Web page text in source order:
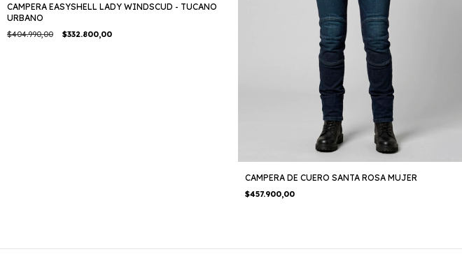
CAMPERA EASYSHELL LADY WINDSCUD - TUCANO
URBANO
$404.990,00 $332.800,00
CAMPERA DE CUERO SANTA ROSA MUJER
$457.900,00